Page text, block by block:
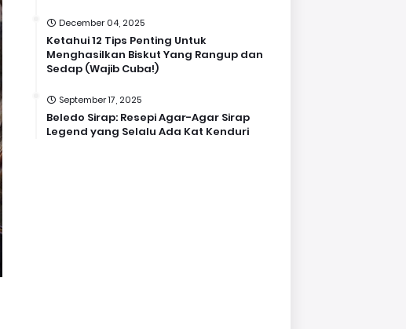
December 04, 2025
Ketahui 12 Tips Penting Untuk
Menghasilkan Biskut Yang Rangup dan
Sedap (Wajib Cuba!)
September 17, 2025
Beledo Sirap: Resepi Agar-Agar Sirap
Legend yang Selalu Ada Kat Kenduri